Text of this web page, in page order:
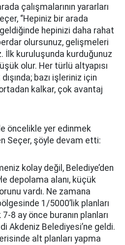
çalışmalarının yararları
“Hepiniz bir arada
hepinizi daha rahat
olursunuz, gelişmeleri
İlk kuruluşunda kurduğunuz
olur. Her türlü altyapısı
bazı işleriniz için
kalkar, çok avantaj
öncelikle yer edinmek
Seçer, şöyle devam etti:
kolay değil, Belediye’den
depolama alanı, küçük
vardı. Ne zamana
1/5000’lik planları
8 ay önce buranın planları
Akdeniz Belediyesi’ne geldi.
alt planları yapma